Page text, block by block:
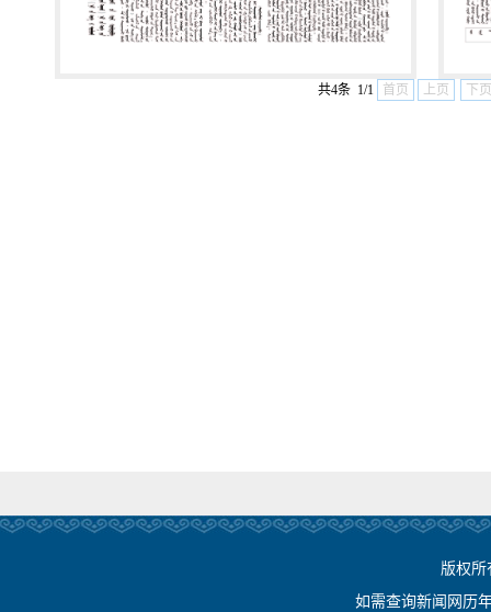
共4条 1/1 首页 上页 下页
版权
如需查询新闻网历